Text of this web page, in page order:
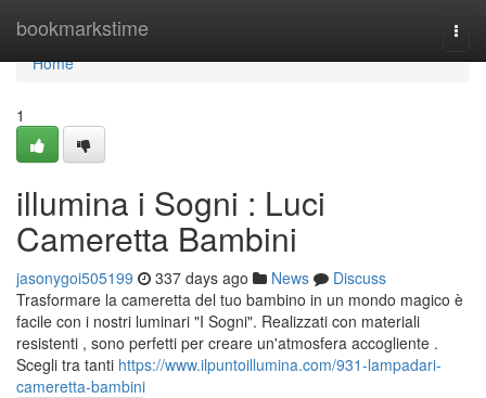
bookmarkstime
Home
Home
1
illumina i Sogni : Luci
Cameretta Bambini
jasonygoi505199 337 days ago News
Discuss
Trasformare la cameretta del tuo bambino in un mondo magico è
facile con i nostri luminari "I Sogni". Realizzati con materiali
resistenti , sono perfetti per creare un'atmosfera accogliente .
Scegli tra tanti https://www.ilpuntoillumina.com/931-lampadari-
cameretta-bambini